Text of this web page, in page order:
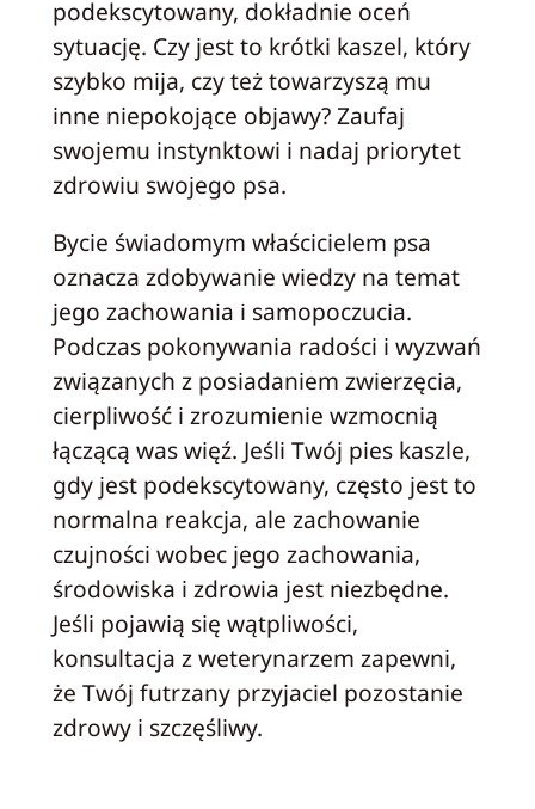
podekscytowany, dokładnie oceń
sytuację. Czy jest to krótki kaszel, który
szybko mija, czy też towarzyszą mu
inne niepokojące objawy? Zaufaj
swojemu instynktowi i nadaj priorytet
zdrowiu swojego psa.
Bycie świadomym właścicielem psa
oznacza zdobywanie wiedzy na temat
jego zachowania i samopoczucia.
Podczas pokonywania radości i wyzwań
związanych z posiadaniem zwierzęcia,
cierpliwość i zrozumienie wzmocnią
łączącą was więź. Jeśli Twój pies kaszle,
gdy jest podekscytowany, często jest to
normalna reakcja, ale zachowanie
czujności wobec jego zachowania,
środowiska i zdrowia jest niezbędne.
Jeśli pojawią się wątpliwości,
konsultacja z weterynarzem zapewni,
że Twój futrzany przyjaciel pozostanie
zdrowy i szczęśliwy.